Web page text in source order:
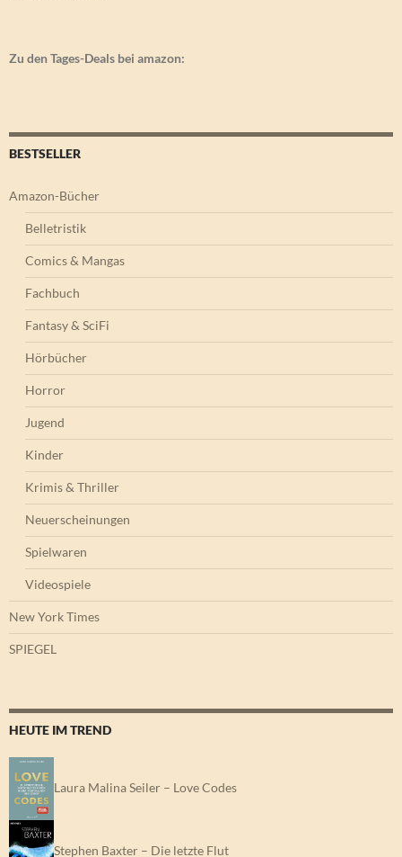
Zu den Tages-Deals bei amazon:
BESTSELLER
Amazon-Bücher
Belletristik
Comics & Mangas
Fachbuch
Fantasy & SciFi
Hörbücher
Horror
Jugend
Kinder
Krimis & Thriller
Neuerscheinungen
Spielwaren
Videospiele
New York Times
SPIEGEL
HEUTE IM TREND
Laura Malina Seiler – Love Codes
Stephen Baxter – Die letzte Flut